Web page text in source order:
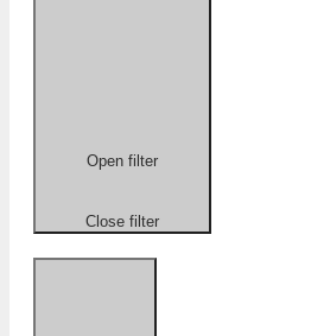
Open filter
Close filter